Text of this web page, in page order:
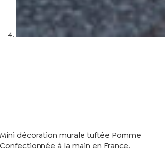
Mini décoration murale tuftée Pomme
Confectionnée à la main en France.